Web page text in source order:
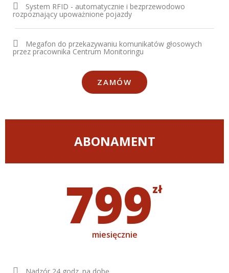
System RFID - automatycznie i bezprzewodowo
rozpoznający upoważnione pojazdy
Megafon do przekazywaniu komunikatów głosowych
przez pracownika Centrum Monitoringu
ZAMÓW
ABONAMENT
799zł
miesięcznie